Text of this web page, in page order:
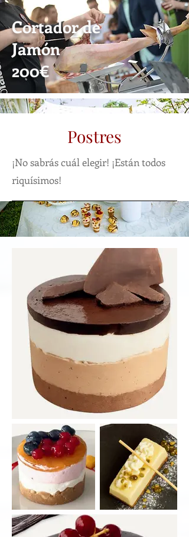
Cortador de
Jamón
200€
Postres
¡No sabrás cuál elegir! ¡Están todos
riquísimos!